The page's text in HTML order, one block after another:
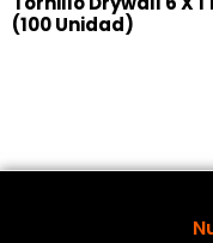
(100 Unidad)